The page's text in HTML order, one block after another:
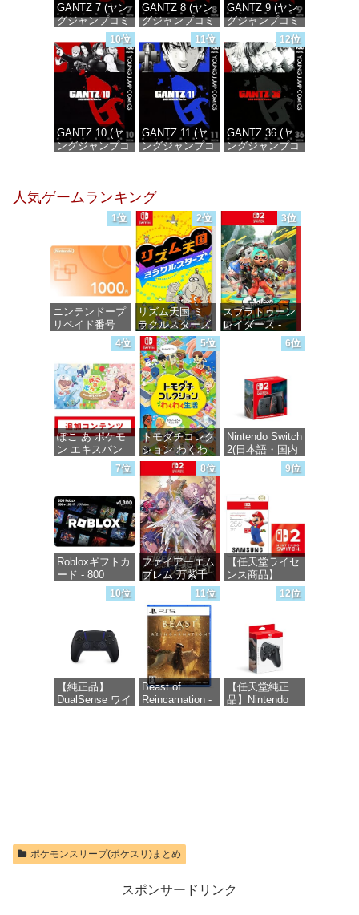
GANTZ 7 (ヤン
グジャンプコミ
ックスDIGITAL)
価格：¥100
GANTZ 8 (ヤン
グジャンプコミ
ックスDIGITAL)
価格：¥100
GANTZ 9 (ヤン
グジャンプコミ
ックスDIGITAL)
価格：¥100
10位
GANTZ 10 (ヤ
ングジャンプコ
価格：¥100
11位
GANTZ 11 (ヤ
ングジャンプコ
12位
GANTZ 36 (ヤ
ングジャンプコ
人気ゲームランキング
1位
ニンテンドープ
リペイド番号
1000円|オンラ
インコード版
価格：¥1,000
2位
リズム天国 ミ
ラクルスターズ
-Switch
価格：¥5,645
3位
スプラトゥーン
レイダース -
4位
ぽこ あ ポケモ
ン エキスパン
ションパス|オン
ラインコード版
価格：¥4,400
5位
トモダチコレク
ション わくわ
く生活 -Switch
価格：¥6,144
6位
Nintendo Switch
2(日本語・国内
7位
Robloxギフトカ
ード - 800
Robux 【限定バ
ーチャルアイテ
ームコード】
ロブロックス |
オンラインコー
ド版
価格：¥1,300
8位
ファイアーエム
ブレム 万紫千
紅 -Switch2
価格：¥8,979
9位
【任天堂ライセ
ンス商品】
256GB for
Nintendo Switch
2(サムスン マイ
クロSDエクス
プレスカード
256GB)
【Amazon.co.jp
10位
【純正品】
DualSense ワイ
11位
Beast of
Reincarnation -
12位
【任天堂純正
品】Nintendo
ポケモンスリープ(ポケスリ)まとめ
スポンサードリンク